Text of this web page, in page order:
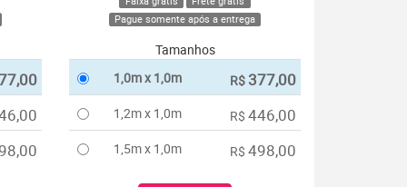
Pague somente após a entrega
Tamanhos
1,0m x 1,0m
R$ 377,00
1,2m x 1,0m R$ 446,00
1,5m x 1,0m R$ 498,00